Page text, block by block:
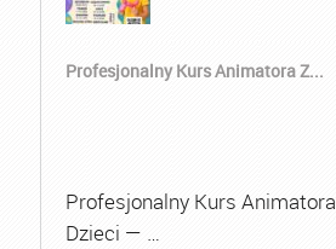
Profesjonalny Kurs Animatora Z...
Profesjonalny Kurs
Dzieci — …